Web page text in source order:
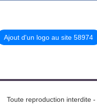
Ajout d'un logo au site 58974
Toute reproduction interdite